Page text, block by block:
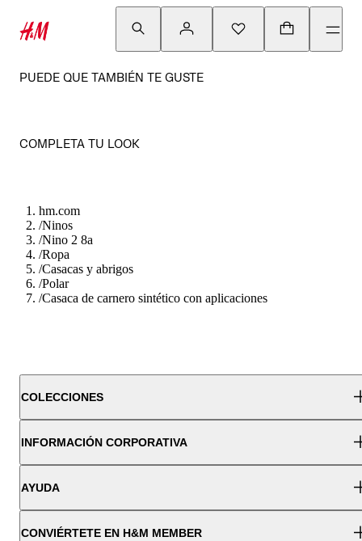
PUEDE QUE TAMBIÉN TE GUSTE
COMPLETA TU LOOK
hm.com
/Ninos
/Nino 2 8a
/Ropa
/Casacas y abrigos
/Polar
/Casaca de carnero sintético con aplicaciones
COLECCIONES
INFORMACIÓN CORPORATIVA
AYUDA
CONVIÉRTETE EN H&M MEMBER